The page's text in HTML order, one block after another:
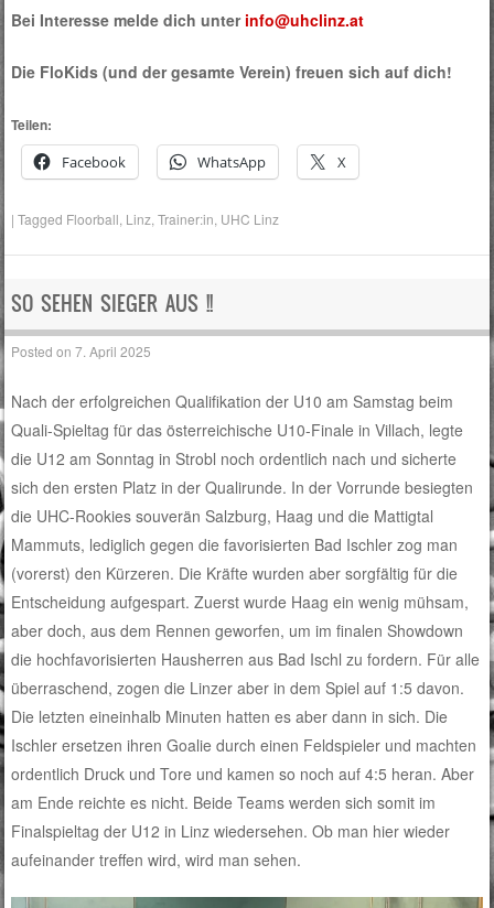
Bei Interesse melde dich unter info@uhclinz.at
Die FloKids (und der gesamte Verein) freuen sich auf dich!
Teilen:
Facebook
WhatsApp X
|Tagged Floorball Linz ,Trainer:in UHC Linz
SO SEHEN SIEGER AUS !!
Posted on7. April 2025
Nach der erfolgreichen Qualifikation der U10 am Samstag beim
Quali-Spieltag für das österreichische U10-Finale in Villach, legte
die U12 am Sonntag in Strobl noch ordentlich nach und sicherte
sich den ersten Platz in der Qualirunde. In der Vorrunde besiegten
die UHC-Rookies souverän Salzburg, Haag und die Mattigtal
Mammuts, lediglich gegen die favorisierten Bad Ischler zog man
(vorerst) den Kürzeren. Die Kräfte wurden aber sorgfältig für die
Entscheidung aufgespart. Zuerst wurde Haag ein wenig mühsam,
aber doch, aus dem Rennen geworfen, um im finalen Showdown
die hochfavorisierten Hausherren aus Bad Ischl zu fordern. Für alle
überraschend, zogen die Linzer aber in dem Spiel auf 1:5 davon.
Die letzten eineinhalb Minuten hatten es aber dann in sich. Die
Ischler ersetzen ihren Goalie durch einen Feldspieler und machten
ordentlich Druck und Tore und kamen so noch auf 4:5 heran. Aber
am Ende reichte es nicht. Beide Teams werden sich somit im
Finalspieltag der U12 in Linz wiedersehen. Ob man hier wieder
aufeinander treffen wird, wird man sehen.